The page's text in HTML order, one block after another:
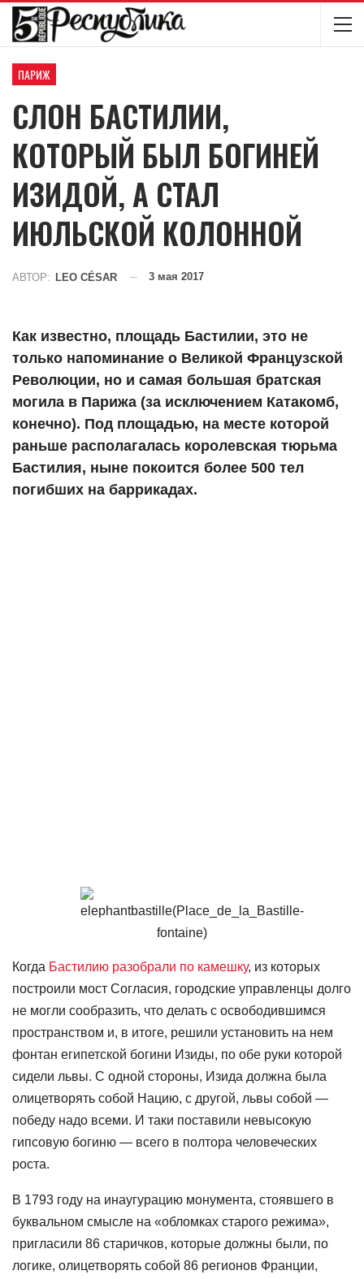
ПАРИЖ
СЛОН БАСТИЛИИ,
КОТОРЫЙ БЫЛ БОГИНЕЙ
ИЗИДОЙ, А СТАЛ
ИЮЛЬСКОЙ КОЛОННОЙ
АВТОР: LEO CÉSAR 3 мая 2017
Как известно, площадь Бастилии, это не
только напоминание о Великой Французской
Революции, но и самая большая братская
могила в Парижа (за исключением Катакомб,
конечно). Под площадью, на месте которой
раньше располагалась королевская тюрьма
Бастилия, ныне покоится более 500 тел
погибших на баррикадах.
Когда Бастилию разобрали по камешку, из которых
построили мост Согласия, городские управленцы долго
не могли сообразить, что делать с освободившимся
пространством и, в итоге, решили установить на нем
фонтан египетской богини Изиды, по обе руки которой
сидели львы. С одной стороны, Изида должна была
олицетворять собой Нацию, с другой, львы собой —
победу надо всеми. И таки поставили невысокую
гипсовую богиню — всего в полтора человеческих
роста.
В 1793 году на инаугурацию монумента, стоявшего в
буквальном смысле на «обломках старого режима»,
пригласили 86 старичков, которые должны были, по
логике, олицетворять собой 86 регионов Франции,